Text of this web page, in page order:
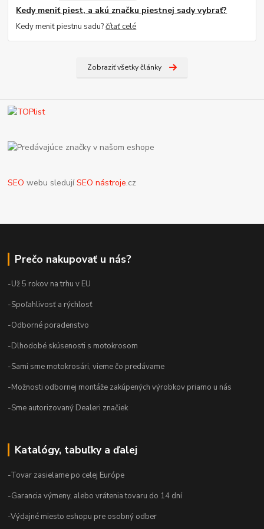
Kedy meniť piest, a akú značku piestnej sady vybrať?
Kedy meniť piestnu sadu?čítať celé
Zobraziť všetky články
SEO webu sledujíSEO nástroje.cz
Prečo nakupovať u nás?
-Už 5 rokov na trhu v EU
-Spoľahlivosť a rýchlosť
-Odborné poradenstvo
-Dlhodobé skúsenosti s motokrosom
-Sami sme motokrosári, vieme čo predávame
-Možnosti odbornej montáže zakúpených výrobkov priamo u nás
-Sme autorizovaný Dealeri značiek
Katalógy, tabuľky a ďalej
-Tovar zasielame po celej Európe
-Garancia výmeny, alebo vrátenia tovaru do 14 dní
-Výdajné miesto eshopu pre osobný odber